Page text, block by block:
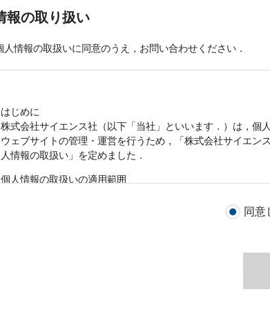
報の取り扱い
人情報の取扱いに同意のうえ，お問い合わせください．
はじめに
株式会社サイエンス社（以下「当社」といいます．）は，個
ウェブサイトの管理・運営を行うため，「株式会社サイエン
人情報の取扱い」を定めました．
個人情報の取扱いの適用範囲
個人情報
の他に，以下の各号に定める目的のために利用することがあ
本サービスの提供または以下に定める目的以外に，当社はお
同意